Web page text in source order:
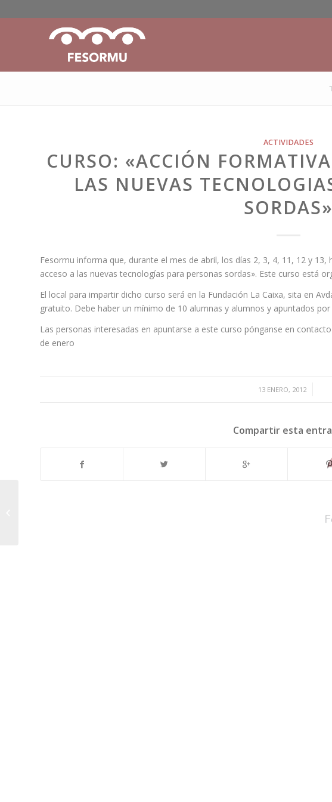
ACTIVIDADES
CURSO: «ACCIÓN
LAS NUEVAS
SORDAS»
Fesormu informa que, durante el mes de abril, los días 2, 3, 4, 11, 12 y
acceso a las nuevas tecnologías para personas sordas». Este curso está
El local para impartir dicho curso será en la Fundación La Caixa, sita en
gratuito. Debe haber un mínimo de 10 alumnas y alumnos y apuntados
Las personas interesadas en apuntarse a este curso pónganse en
de enero
13 ENERO, 2012
/
Compartir esta